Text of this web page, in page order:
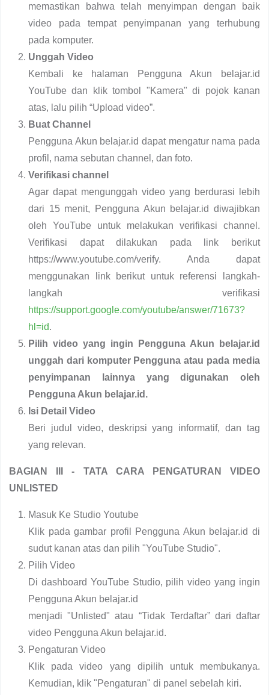
memastikan bahwa telah menyimpan dengan baik
video pada tempat penyimpanan yang terhubung
pada komputer.
Unggah Video
Kembali ke halaman Pengguna Akun belajar.id
YouTube dan klik tombol "Kamera" di pojok kanan
atas, lalu pilih “Upload video”.
Buat Channel
Pengguna Akun belajar.id dapat mengatur nama pada
profil, nama sebutan channel, dan foto.
Verifikasi channel
Agar dapat mengunggah video yang berdurasi lebih
dari 15 menit, Pengguna Akun belajar.id diwajibkan
oleh YouTube untuk melakukan verifikasi channel.
Verifikasi dapat dilakukan pada link berikut
https://www.youtube.com/verify. Anda dapat
menggunakan link berikut untuk referensi langkah-
langkah verifikasi
https://support.google.com/youtube/answer/71673?
hl=id.
Pilih video yang ingin Pengguna Akun belajar.id
unggah dari komputer Pengguna atau pada media
penyimpanan lainnya yang digunakan oleh
Pengguna Akun belajar.id.
Isi Detail Video
Beri judul video, deskripsi yang informatif, dan tag
yang relevan.
BAGIAN III - TATA CARA PENGATURAN VIDEO
UNLISTED
Masuk Ke Studio Youtube
Klik pada gambar profil Pengguna Akun belajar.id di
sudut kanan atas dan pilih "YouTube Studio".
Pilih Video
Di dashboard YouTube Studio, pilih video yang ingin
Pengguna Akun belajar.id
menjadi "Unlisted" atau “Tidak Terdaftar” dari daftar
video Pengguna Akun belajar.id.
Pengaturan Video
Klik pada video yang dipilih untuk membukanya.
Kemudian, klik "Pengaturan" di panel sebelah kiri.